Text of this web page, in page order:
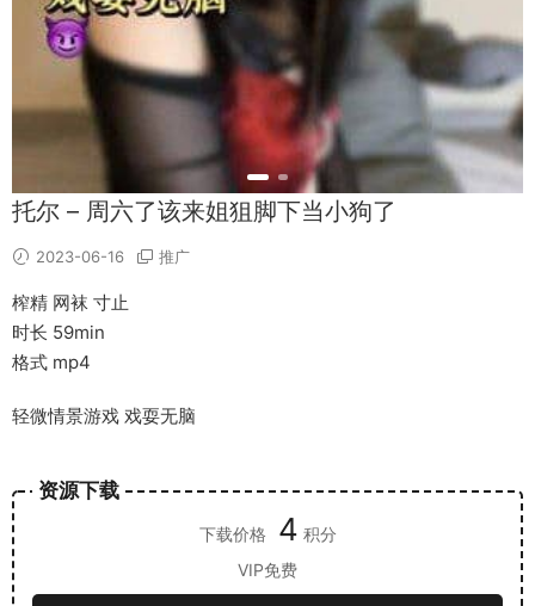
托尔 – 周六了该来姐狙脚下当小狗了
2023-06-16 推广
榨精 网袜 寸止
时长 59min
格式 mp4
轻微情景游戏 戏耍无脑
资源下载
下载价格 4 积分
VIP免费